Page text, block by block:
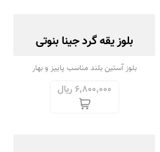
بلوز یقه گرد جینا بنوتی
بلوز آستین بلند مناسب پاییز و بهار
6,800,000 ریال